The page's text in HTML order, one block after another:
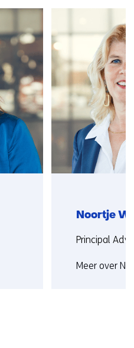
navigatie
over
(Neem
contact
met
ons
op)
Noortje
Functie:
Principal
Meer over